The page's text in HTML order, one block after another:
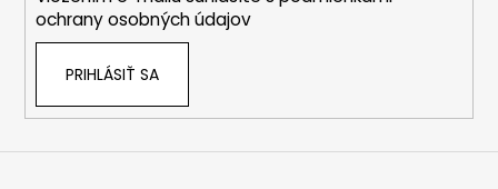
ochrany osobných údajov
PRIHLÁSIŤ SA